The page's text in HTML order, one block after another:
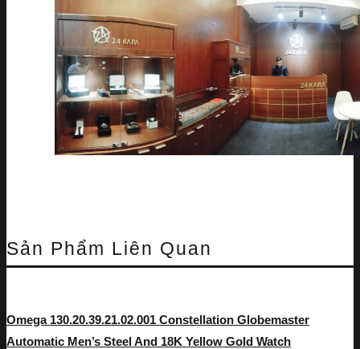
Sản Phẩm Liên Quan
Omega 130.20.39.21.02.001 Constellation Globemaster
Automatic Men’s Steel And 18K Yellow Gold Watch